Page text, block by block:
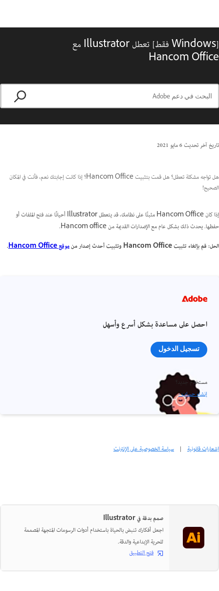
[Windows فقط] تعطل Illustrator مع
Hancom Office
تاريخ آخر تحديث6 مايو 2021
هل تواجه مشكلة تعطل؟ هل قمت بتثبيت Hancom Office؟ إذا كانت إجابتك نعم، فأنت في المكان
الصحيح!
إذا كان Hancom Office مثبتًا على نظامك، قد يتعطل Illustrator أحيانًا عند فتح الملفات أو
حفظها. يحدث ذلك بشكل عام مع الإصدارات القديمة من Hancom office.
الحل: قم بإلغاء تثبيت Hancom Office وتثبيت أحدث إصدار من
موقع Hancom Office .
احصل على مساعدة بشكل أسرع وأسهل
تسجيل الدخول
مستخدم جديد؟
إنشاء حساب ›
إشعارات قانونية | سياسة الخصوصية على الإنترنت
صمم بدقة في Illustrator
اجعل أفكارك تنبض بالحياة باستخدام أدوات الرسومات المتجهة المصممة
للحرية الإبداعية والدقة.
فتح التطبيق